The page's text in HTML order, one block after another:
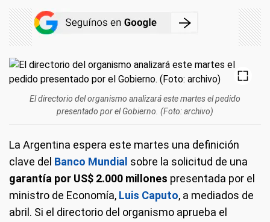
El directorio del organismo analizará este martes el pedido
presentado por el Gobierno. (Foto: archivo)
La Argentina espera este martes una definición
clave del Banco Mundial sobre la solicitud de una
garantía por US$ 2.000 millones presentada por el
ministro de Economía, Luis Caputo, a mediados de
abril. Si el directorio del organismo aprueba el